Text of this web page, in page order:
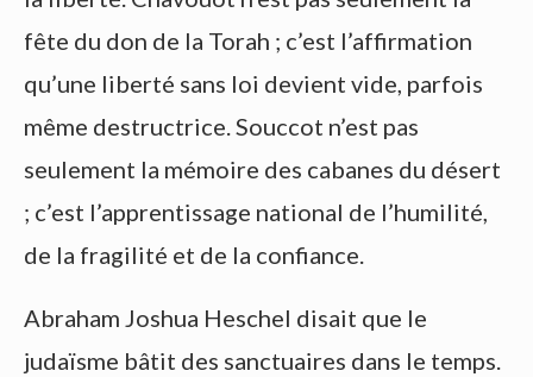
fête du don de la Torah ; c’est l’affirmation
qu’une liberté sans loi devient vide, parfois
même destructrice. Souccot n’est pas
seulement la mémoire des cabanes du désert
; c’est l’apprentissage national de l’humilité,
de la fragilité et de la confiance.
Abraham Joshua Heschel disait que le
judaïsme bâtit des sanctuaires dans le temps.